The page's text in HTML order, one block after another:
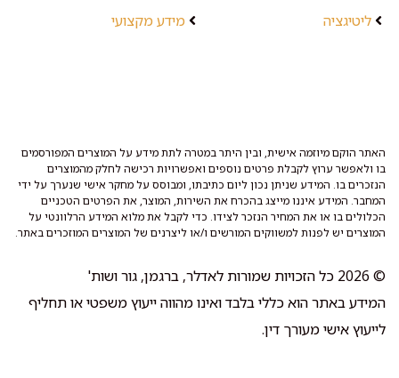
ליטיגציה
מידע מקצועי
האתר הוקם מיוזמה אישית, ובין היתר במטרה לתת מידע על המוצרים המפורסמים
בו ולאפשר ערוץ לקבלת פרטים נוספים ואפשרויות רכישה לחלק מהמוצרים
הנזכרים בו. המידע שניתן נכון ליום כתיבתו, ומבוסס על מחקר אישי שנערך על ידי
המחבר. המידע איננו מייצג בהכרח את השירות, המוצר, את הפרטים הטכניים
הכלולים בו או את המחיר הנזכר לצידו. כדי לקבל את מלוא המידע הרלוונטי על
המוצרים יש לפנות למשווקים המורשים ו/או ליצרנים של המוצרים המוזכרים באתר.
© 2026 כל הזכויות שמורות לאדלר, ברגמן, גור ושות'
המידע באתר הוא כללי בלבד ואינו מהווה ייעוץ משפטי או תחליף
לייעוץ אישי מעורך דין.